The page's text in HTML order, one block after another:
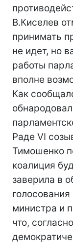
В.Киселев
принимать
не идет, но
работы
вполне
Как
Раде VI
Тимошенко
коалиция
заверила в
министра и
что,